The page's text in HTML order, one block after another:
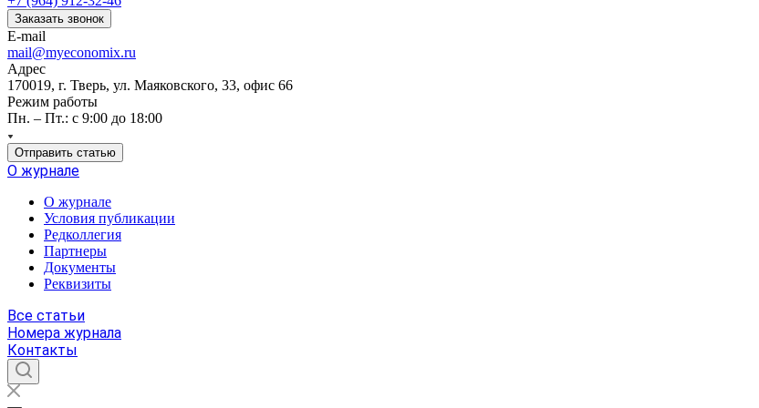
Заказать звонок
E-mail
mail@myeconomix.ru
Адрес
170019, г. Тверь, ул. Маяковского, 33, офис 66
Режим работы
Пн. – Пт.: с 9:00 до 18:00
Отправить статью
О журнале
О журнале
Условия публикации
Редколлегия
Партнеры
Документы
Реквизиты
Все статьи
Номера журнала
Контакты